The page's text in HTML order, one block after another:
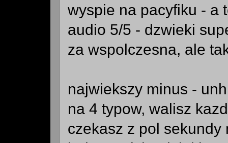
wyspie na pacyfiku - a
audio 5/5 - dzwieki
za wspolczesna, ale
najwiekszy minus -
na 4 typow, walisz
czekasz z pol